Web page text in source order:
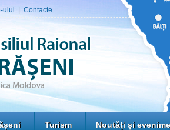
ului Contacte
Turism Noutăţi și